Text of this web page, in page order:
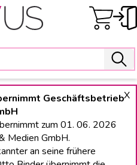
X
Geschäftsbetrieb
zum 01. 06. 2026
Medien GmbH.
an seine frühere